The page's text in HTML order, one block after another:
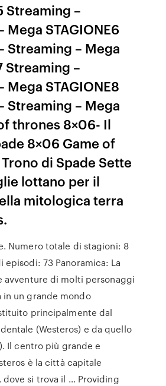
Streaming –
Mega STAGIONE6
Streaming – Mega
Streaming –
Mega STAGIONE8
Streaming – Mega
thrones 8×06- Il
8×06 Game of
di Spade Sette
lottano per il
mitologica terra
Numero totale di stagioni: 8
episodi: 73 Panoramica: La
avventure di molti personaggi
un grande mondo
principalmente dal
(Westeros) e da quello
Il centro più grande e
è la città capitale
dove si trova il … Providing